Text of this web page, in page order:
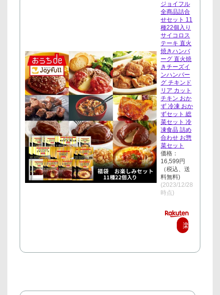
ジョイフル
全商品詰合
せセット 11
種22個入り
サイコロス
テーキ 直火
焼きハンバ
ーグ 直火焼
きチーズイ
ンハンバー
グ チキンド
リア カット
チキン おか
ず 冷凍 おか
ずセット 総
菜セット 冷
凍食品 詰め
合わせ お惣
菜セット
価格：
16,599円
（税込、送
料無料)
(2023/12/28
時点)
楽